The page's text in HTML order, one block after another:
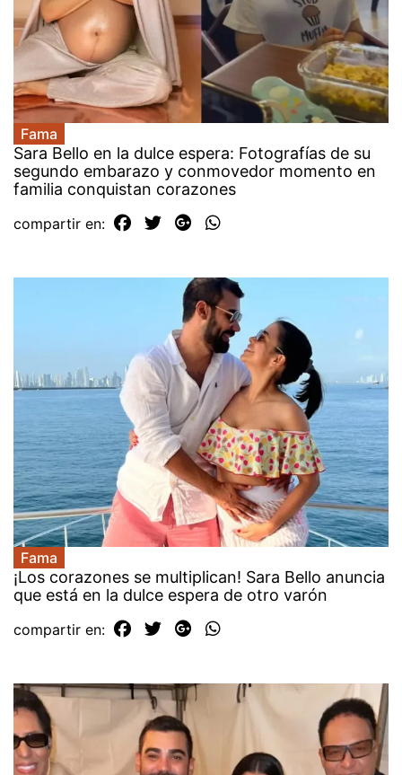
Fama
Sara Bello en la dulce espera: Fotografías de su
segundo embarazo y conmovedor momento en
familia conquistan corazones
compartir en:
Fama
¡Los corazones se multiplican! Sara Bello anuncia
que está en la dulce espera de otro varón
compartir en: